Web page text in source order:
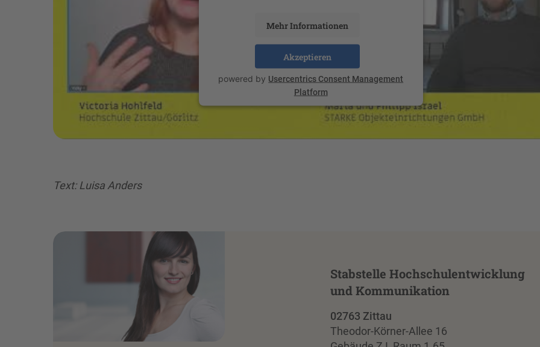
Mehr Informationen
Akzeptieren
powered by Usercentrics Consent Management
Platform
Text: Luisa Anders
Stabstelle Hochschulentwicklung
und Kommunikation
02763 Zittau
Theodor-Körner-Allee 16